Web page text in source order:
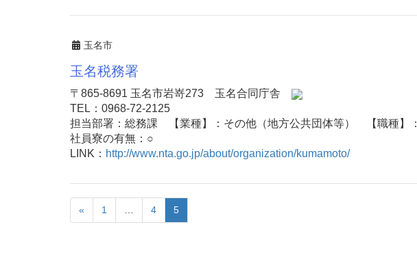
玉名市
玉名税務署
〒865-8691 玉名市岩嵜273 玉名合同庁舎
TEL：0968-72-2125
担当部署：総務課 【業種】：その他（地方公共団体等） 【職種】：
社員寮の有無：○
LINK： http://www.nta.go.jp/about/organization/kumamoto/
« 1 4 5